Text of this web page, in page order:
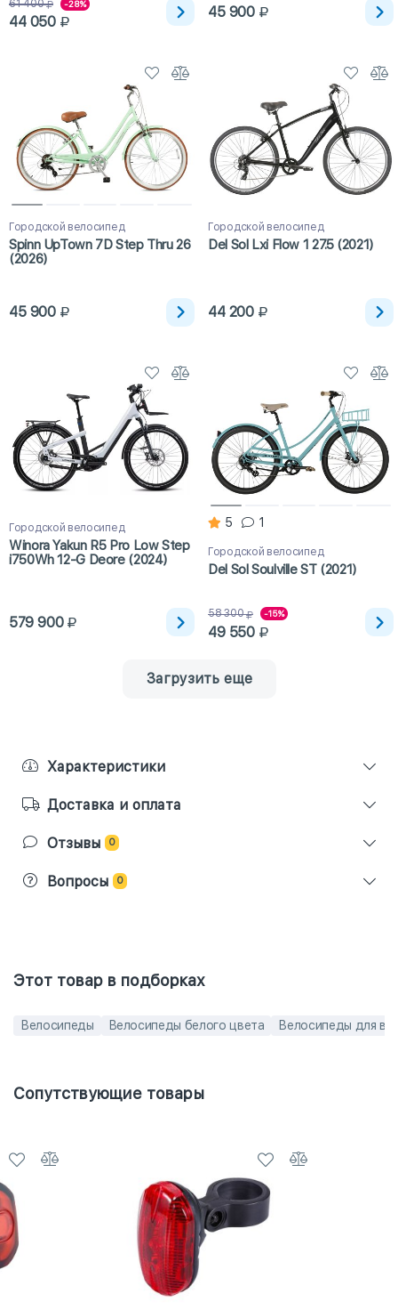
61 400 -28%
44 050
45 900
Городской велосипед
Spinn UpTown 7D Step Thru 26
(2026)
45 900
Городской велосипед
Del Sol Lxi Flow 1 27.5 (2021)
44 200
Городской велосипед
Winora Yakun R5 Pro Low Step
i750Wh 12-G Deore (2024)
579 900
5 1
Городской велосипед
Del Sol Soulville ST (2021)
58 300 -15%
49 550
Загрузить еще
Характеристики
Доставка и оплата
Отзывы 0
Вопросы 0
Этот товар в подборках
Велосипеды Велосипеды белого цвета Велосипеды для
Сопутствующие товары